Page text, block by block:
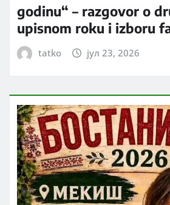
godinu“ – razgovor o
upisnom roku i izboru
tatko јул 23, 2026